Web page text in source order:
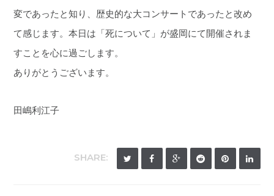
変であったと知り、歴史的な大コンサートであったと改め
て感じます。本日は「死について」が盛岡にて開催されま
すことを心に過ごします。
ありがとうございます。
田嶋利江子
SHARE: